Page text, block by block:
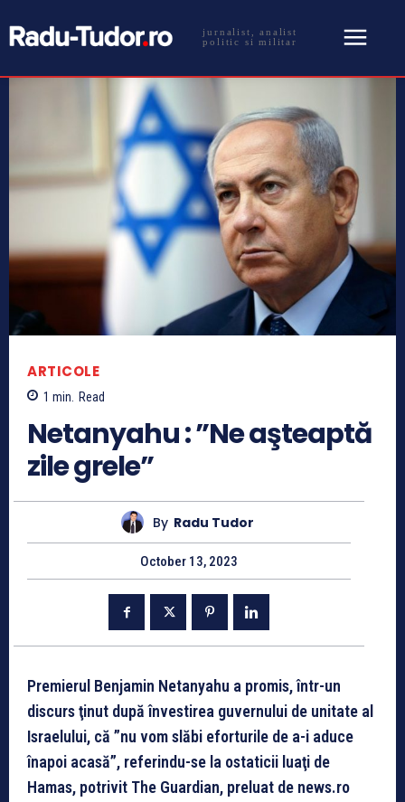
jurnalist, analist
politic si militar
ARTICOLE
1 min. Read
Netanyahu : ”Ne aşteaptă
zile grele”
By Radu Tudor
October 13, 2023
Premierul Benjamin Netanyahu a promis, într-un
discurs ţinut după învestirea guvernului de unitate al
Israelului, că ”nu vom slăbi eforturile de a-i aduce
înapoi acasă”, referindu-se la ostaticii luaţi de
Hamas, potrivit The Guardian, preluat de news.ro